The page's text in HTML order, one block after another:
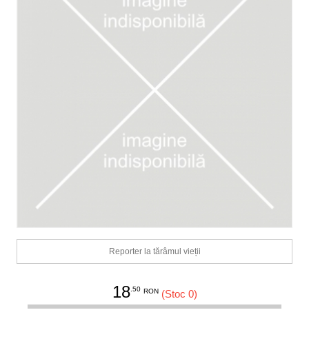
Reporter la tărâmul vieții
18.50 RON (Stoc 0)